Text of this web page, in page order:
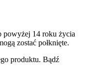
powyżej 14 roku życia
zostać połknięte.
produktu. Bądź